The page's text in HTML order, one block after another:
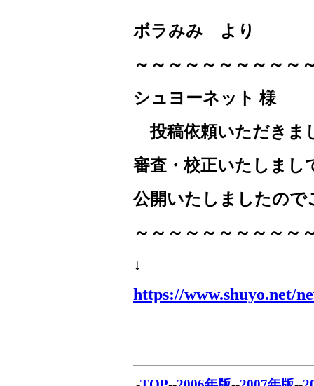
ボラみみ より
～～～～～～～～～～
シュヨーネット 様
投稿依頼いただきま
審査・校正いたしまし
公開いたしましたので
～～～～～～～～～～
↓
https://www.shuyo.net/